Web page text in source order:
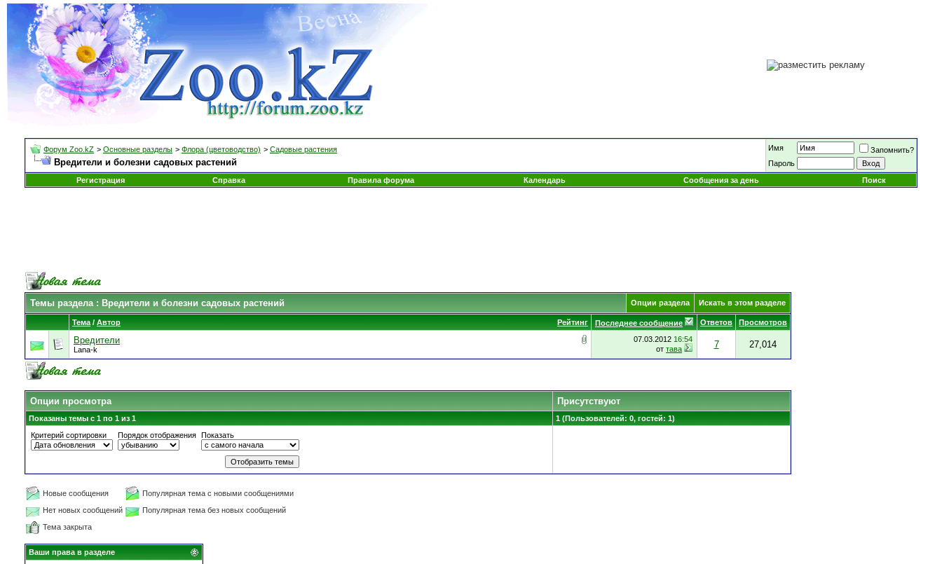
Форум Zoo.kZ > Основные разделы > Флора (цветоводство) > Садовые растения
Вредители и болезни садовых растений
Имя
Запомнить?
Пароль
Регистрация
Справка Правила форума Календарь Сообщения за день Поиск
Темы раздела: Вредители и болезни садовых растений Опции раздела Искать в этом разделе
Рейтинг
Тема / Автор Последнее сообщение Ответов Просмотров
Вредители
Lana-k
07.03.2012 16:54
от тава 7 27,014
Опции просмотра Присутствуют
Показаны темы с 1 по 1 из 1
1 (Пользователей: 0, гостей: 1)
Критерий сортировки
Порядок отображения Показать
Новые сообщения
Популярная тема с новыми сообщениями
Нет новых сообщений
Популярная тема без новых сообщений
Тема закрыта
Ваши права в разделе